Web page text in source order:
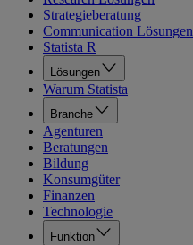
Strategieberatung
Communication Lösungen
Statista R
Lösungen
Warum Statista
Branche
Agenturen
Beratungen
Bildung
Konsumgüter
Finanzen
Technologie
Funktion